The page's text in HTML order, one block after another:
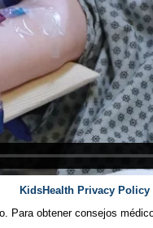
KidsHealth Privacy Policy
Para obtener consejos